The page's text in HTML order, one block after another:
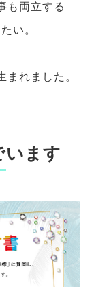
も両立する
い。
れました。
います